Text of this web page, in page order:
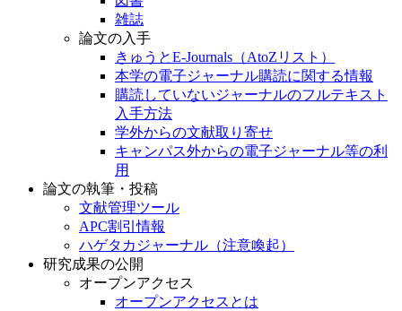
雑誌
論文の入手
きゅうとE-Journals（AtoZリスト）
本学の電子ジャーナル購読に関する情報
購読していないジャーナルのフルテキスト
入手方法
学外からの文献取り寄せ
キャンパス外からの電子ジャーナル等の利
用
論文の執筆・投稿
文献管理ツール
APC割引情報
ハゲタカジャーナル（注意喚起）
研究成果の公開
オープンアクセス
オープンアクセスとは